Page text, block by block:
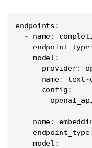
endpoints :
-
name:
endpoint_type:
model :
provider:
name: text-
config :
- name:
endpoint_type:
model :